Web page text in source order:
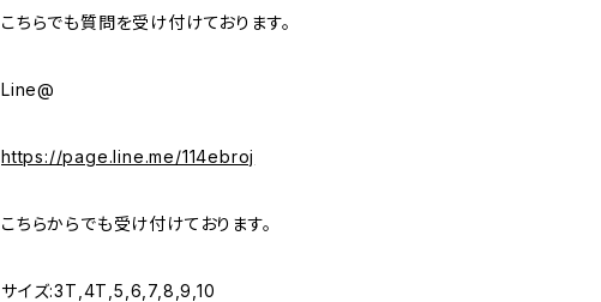
こちらでも質問を受け付けております。
Line@
https://page.line.me/114ebroj
こちらからでも受け付けております。
サイズ:3T,4T,5,6,7,8,9,10